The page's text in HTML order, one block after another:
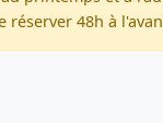
réserver 48h à